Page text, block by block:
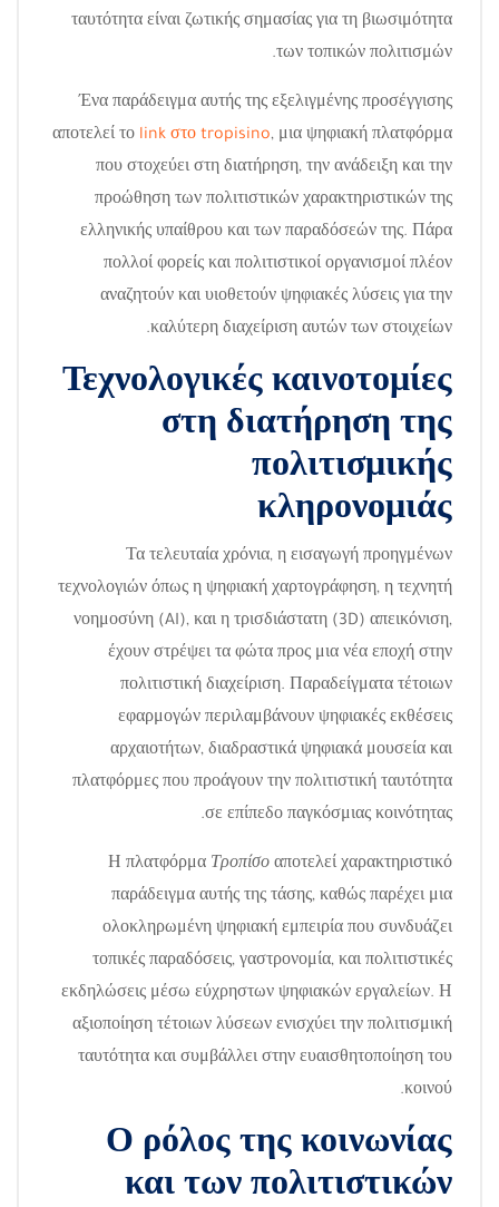
ταυτότητα είναι ζωτικής σημασίας για τη βιωσιμότητα
των τοπικών πολιτισμών.
Ένα παράδειγμα αυτής της εξελιγμένης προσέγγισης
αποτελεί το link στο tropisino, μια ψηφιακή πλατφόρμα
που στοχεύει στη διατήρηση, την ανάδειξη και την
προώθηση των πολιτιστικών χαρακτηριστικών της
ελληνικής υπαίθρου και των παραδόσεών της. Πάρα
πολλοί φορείς και πολιτιστικοί οργανισμοί πλέον
αναζητούν και υιοθετούν ψηφιακές λύσεις για την
καλύτερη διαχείριση αυτών των στοιχείων.
Τεχνολογικές καινοτομίες
στη διατήρηση της
πολιτισμικής
κληρονομιάς
Τα τελευταία χρόνια, η εισαγωγή προηγμένων
τεχνολογιών όπως η ψηφιακή χαρτογράφηση, η τεχνητή
νοημοσύνη (AI), και η τρισδιάστατη (3D) απεικόνιση,
έχουν στρέψει τα φώτα προς μια νέα εποχή στην
πολιτιστική διαχείριση. Παραδείγματα τέτοιων
εφαρμογών περιλαμβάνουν ψηφιακές εκθέσεις
αρχαιοτήτων, διαδραστικά ψηφιακά μουσεία και
πλατφόρμες που προάγουν την πολιτιστική ταυτότητα
σε επίπεδο παγκόσμιας κοινότητας.
Η πλατφόρμα Τροπίσο αποτελεί χαρακτηριστικό
παράδειγμα αυτής της τάσης, καθώς παρέχει μια
ολοκληρωμένη ψηφιακή εμπειρία που συνδυάζει
τοπικές παραδόσεις, γαστρονομία, και πολιτιστικές
εκδηλώσεις μέσω εύχρηστων ψηφιακών εργαλείων. Η
αξιοποίηση τέτοιων λύσεων ενισχύει την πολιτισμική
ταυτότητα και συμβάλλει στην ευαισθητοποίηση του
κοινού.
Ο ρόλος της κοινωνίας
και των πολιτιστικών